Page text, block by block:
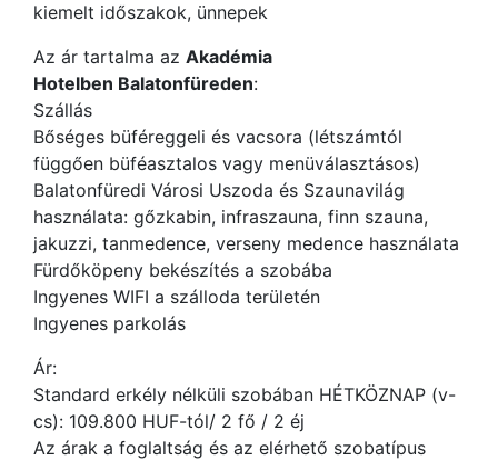
kiemelt időszakok, ünnepek
Az ár tartalma az Akadémia
Hotelben Balatonfüreden:
Szállás
Bőséges büféreggeli és vacsora (létszámtól
függően büféasztalos vagy menüválasztásos)
Balatonfüredi Városi Uszoda és Szaunavilág
használata: gőzkabin, infraszauna, finn szauna,
jakuzzi, tanmedence, verseny medence használata
Fürdőköpeny bekészítés a szobába
Ingyenes WIFI a szálloda területén
Ingyenes parkolás
Ár:
Standard erkély nélküli szobában HÉTKÖZNAP (v-
cs): 109.800 HUF-tól/ 2 fő / 2 éj
Az árak a foglaltság és az elérhető szobatípus